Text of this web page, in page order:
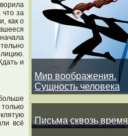
что за
как о
и
всё
Мир воображения.
Сущность человека
Письма сквозь время